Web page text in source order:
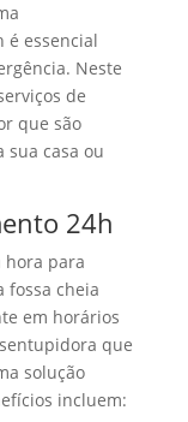
é essencial
Neste
de
que são
casa ou
24h
hora para
fossa cheia
em horários
que
solução
incluem: